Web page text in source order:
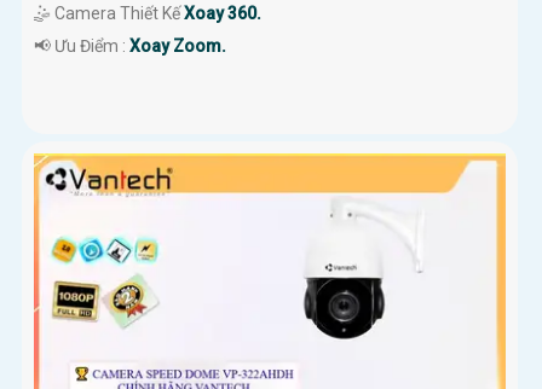
🤹 Camera Thiết KếXoay 360.
️📢 Ưu Điểm : Xoay Zoom.